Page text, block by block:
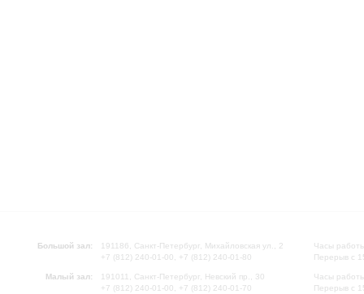
Большой зал:
191186, Санкт-Петербург, Михайловская ул., 2
+7 (812) 240-01-00, +7 (812) 240-01-80
Малый зал:
191011, Санкт-Петербург, Невский пр., 30
+7 (812) 240-01-00, +7 (812) 240-01-70
Часы
Перерыв с
Часы
Перерыв с